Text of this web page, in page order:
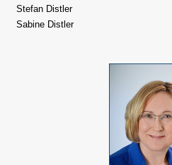
Stefan Distler
Sabine Distler